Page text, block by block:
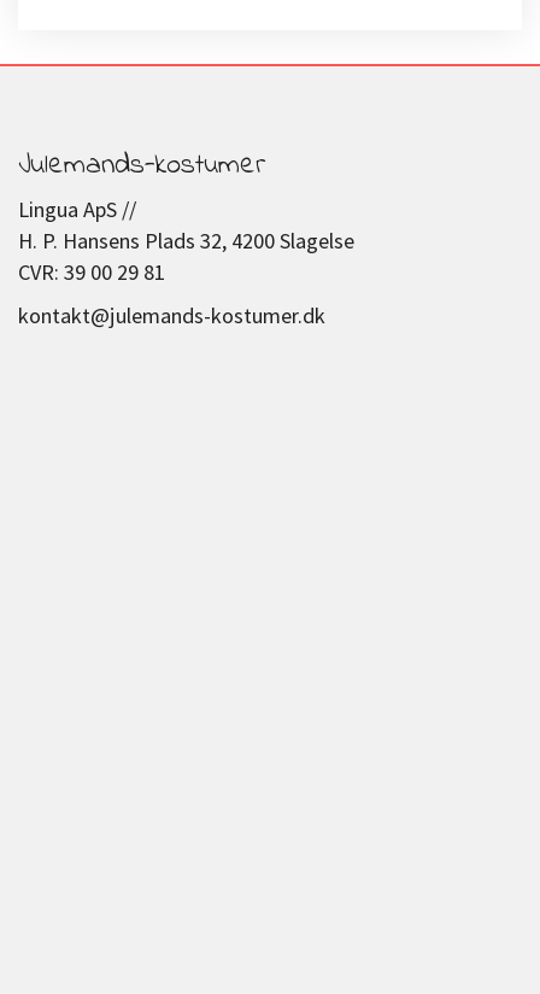
Julemands-kostumer
Lingua ApS //
H. P. Hansens Plads 32, 4200 Slagelse
CVR: 39 00 29 81
kontakt@julemands-kostumer.dk